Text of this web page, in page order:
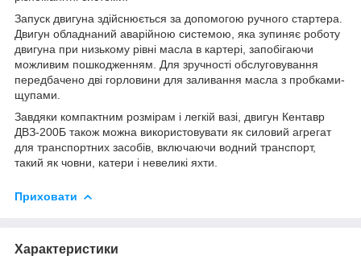
Запуск двигуна здійснюється за допомогою ручного стартера.
Двигун обладнаний аварійною системою, яка зупиняє роботу
двигуна при низькому рівні масла в картері, запобігаючи
можливим пошкодженням. Для зручності обслуговування
передбачено дві горловини для заливання масла з пробками-
щупами.
Завдяки компактним розмірам і легкій вазі, двигун Кентавр
ДВЗ-200Б також можна використовувати як силовий агрегат
для транспортних засобів, включаючи водний транспорт,
такий як човни, катери і невеликі яхти.
Приховати
Характеристики